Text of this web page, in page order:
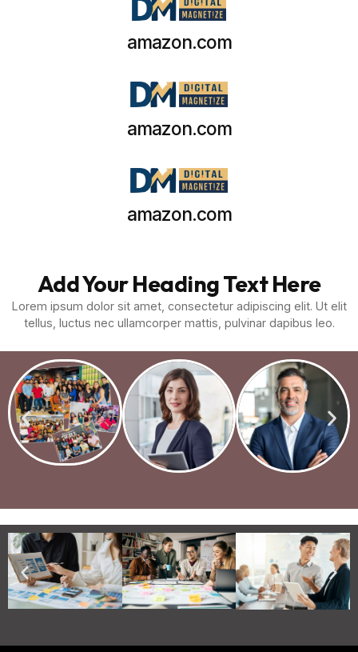
amazon.com
amazon.com
amazon.com
Add Your Heading Text Here
Lorem ipsum dolor sit amet, consectetur adipiscing elit. Ut elit
tellus, luctus nec ullamcorper mattis, pulvinar dapibus leo.